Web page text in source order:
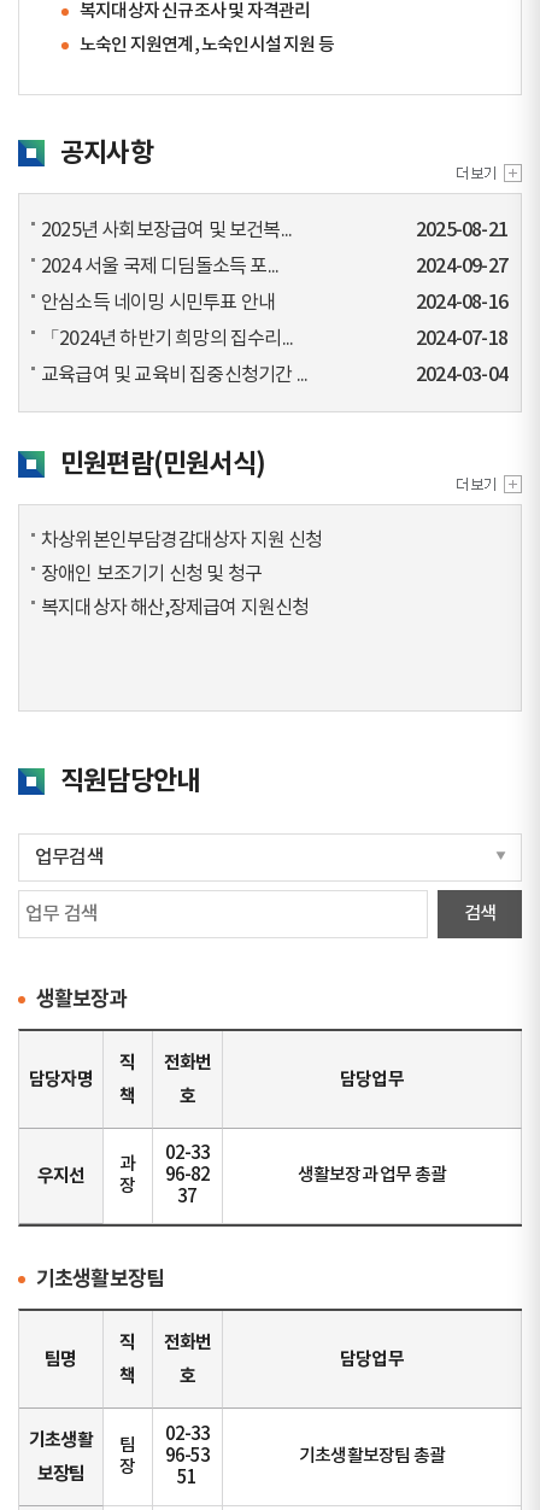
복지대상자 신규조사 및 자격관리
노숙인 지원연계, 노숙인시설 지원 등
공지사항
2025년 사회보장급여 및 보건복...
2025-08-21
2024 서울 국제 디딤돌소득 포...
2024-09-27
안심소득 네이밍 시민투표 안내
2024-08-16
「2024년 하반기 희망의 집수리...
2024-07-18
교육급여 및 교육비 집중신청기간 ...
2024-03-04
민원편람(민원서식)
차상위본인부담경감대상자 지원 신청
장애인 보조기기 신청 및 청구
복지대상자 해산,장제급여 지원신청
직원담당안내
생활보장과
담당자명
직
책
전화번
호
담당업무
우지선
과
장
02-33
96-82
37
생활보장과 업무 총괄
기초생활보장팀
팀명
직
책
전화번
호
담당업무
기초생활
보장팀
팀
장
02-33
96-53
51
기초생활보장팀 총괄